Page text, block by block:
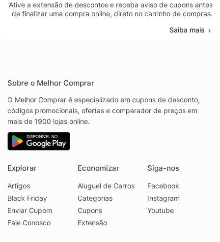
Ative a extensão de descontos e receba aviso de cupons antes
de finalizar uma compra online, direto no carrinho de compras.
Saiba mais
Sobre o Melhor Comprar
O Melhor Comprar é especializado em cupons de desconto,
códigos promocionais, ofertas e comparador de preços em
mais de 1900 lojas online.
Explorar
Artigos
Black Friday
Enviar Cupom
Fale Conosco
Economizar
Aluguel de Carros
Categorias
Cupons
Extensão
Siga-nos
Facebook
Instagram
Youtube